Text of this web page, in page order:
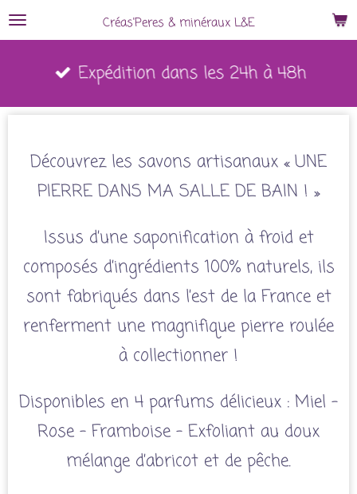
Passer
contenu
principal
Créas'Peres & minéraux L&E
Expédition dans les 24h à 48h
Découvrez les savons artisanaux « UNE
PIERRE DANS MA SALLE DE BAIN ! »
Issus d’une saponification à froid et
composés d’ingrédients 100% naturels, ils
sont fabriqués dans l’est de la France et
renferment une magnifique pierre roulée
à collectionner !
Disponibles en 4 parfums délicieux : Miel –
Rose – Framboise – Exfoliant au doux
mélange d’abricot et de pêche.